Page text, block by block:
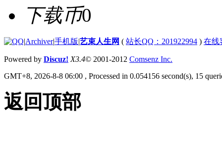
下载币0
|Archiver|手机版|艺束人生网 ( 站长QQ：201922994 ) 在线
Powered by Discuz! X3.4© 2001-2012 Comsenz Inc.
GMT+8, 2026-8-8 06:00 , Processed in 0.054156 second(s), 15
返回顶部